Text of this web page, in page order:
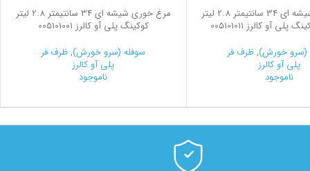
مرغ خوری شیشه ای 34 سانتیمتر 2.8 لیتر
آو کالرز 005101011
(سرو خورش),ظرف فر
پلی آو کالرز
ناموجود
مرغ خوری شیشه ای 34 سانتیمتر 2.8 لیتر
کوکینگ پلی آو کالرز 005101001
سوفله (سرو خورش),ظرف فر
پلی آو کالرز
ناموجود